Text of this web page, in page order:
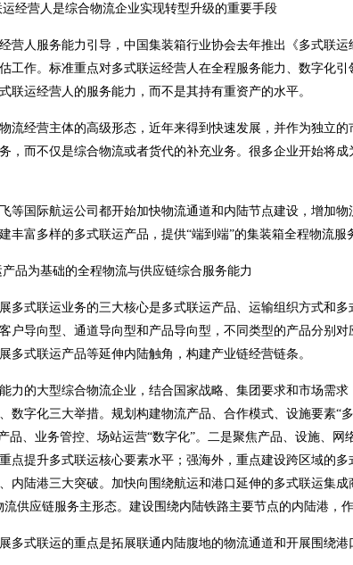
经营人是综合物流企业实现转型升级的重要手段
营人服务能力引导，中国集装箱行业协会去年推出《多式联
工作。标准重点对多式联运经营人在全程服务能力、数字化
联运经营人的服务能力，而不是其持有重资产的水平。
流经营主体的高级形态，近年来得到快速发展，并作为独立
，而不仅是综合物流或者货代的补充业务。很多企业开始将
等国际航运公司都开始加快物流通道和内陆节点建设，增加
丰富多样的多式联运产品，提供“端到端”的集装箱全程物流服
品为基础的全程物流与供应链综合服务能力
多式联运业务的三大核心是多式联运产品、运输组织方式和
户导向型、通道导向型和产品导向型，不同类型的产品分别
多式联运产品等延伸内陆触角，构建产业链经营链条。
力的大型综合物流企业，结合国家战略、集团要求和市场需
数字化三大举措。规划构建物流产品、合作模式、设施要素“
品、业务管控、场站运营“数字化”。二是聚焦产品、设施、
点提升多式联运核心要素水平；强海外，重点建设跨区域的
内陆港三大突破。加快向围绕航运和港口延伸的多式联运集
供应链服务主形态。建设围绕内陆铁路主要节点的内陆港，
多式联运的重点是拓展联通内陆腹地的物流通道和开展围绕港